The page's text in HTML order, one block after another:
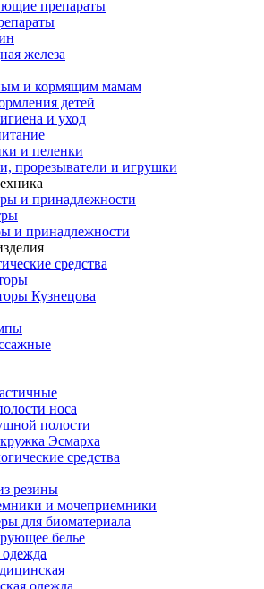
препараты
железа
и кормящим мамам
детей
и уход
и пеленки
прорезыватели и игрушки
и принадлежности
и принадлежности
средства
Кузнецова
носа
полости
Эсмарха
средства
резины
и мочеприемники
для биоматериала
белье
одежда